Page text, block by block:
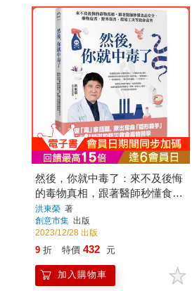
然後，你就中毒了：來不及後悔
的毒物真相，跟著醫師秒懂食品
安全、藥物危害、野外傷害、環
境工災等致命
洪東榮 著
創意市集 出版
2023/12/28 出版
9 折 特價 432 元
加入購物車